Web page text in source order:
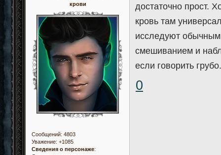
крови
Сообщений: 4803
Уважение: +1085
Сведения о персонаже:
достаточно прост.
кровь там
исследуют
смешиванием и
если говорить
0